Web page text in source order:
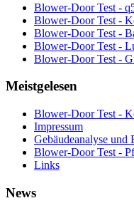
Blower-Door Test -
Blower-Door Test -
Blower-Door Test -
Blower-Door Test -
Blower-Door Test -
Meistgelesen
Blower-Door Test -
Impressum
Gebäudeanalyse und
Blower-Door Test -
Links
News